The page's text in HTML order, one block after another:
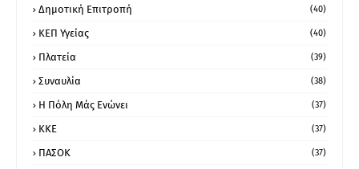
Δημοτική Επιτροπή (40)
ΚΕΠ Υγείας (40)
Πλατεία (39)
Συναυλία (38)
Η Πόλη Μάς Ενώνει (37)
ΚΚΕ (37)
ΠΑΣΟΚ (37)